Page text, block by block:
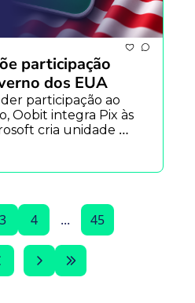
participação
dos EUA
participação ao
Oobit integra Pix às
cria unidade
IA e Securitize
ações após IPO.
3 4 ... 45